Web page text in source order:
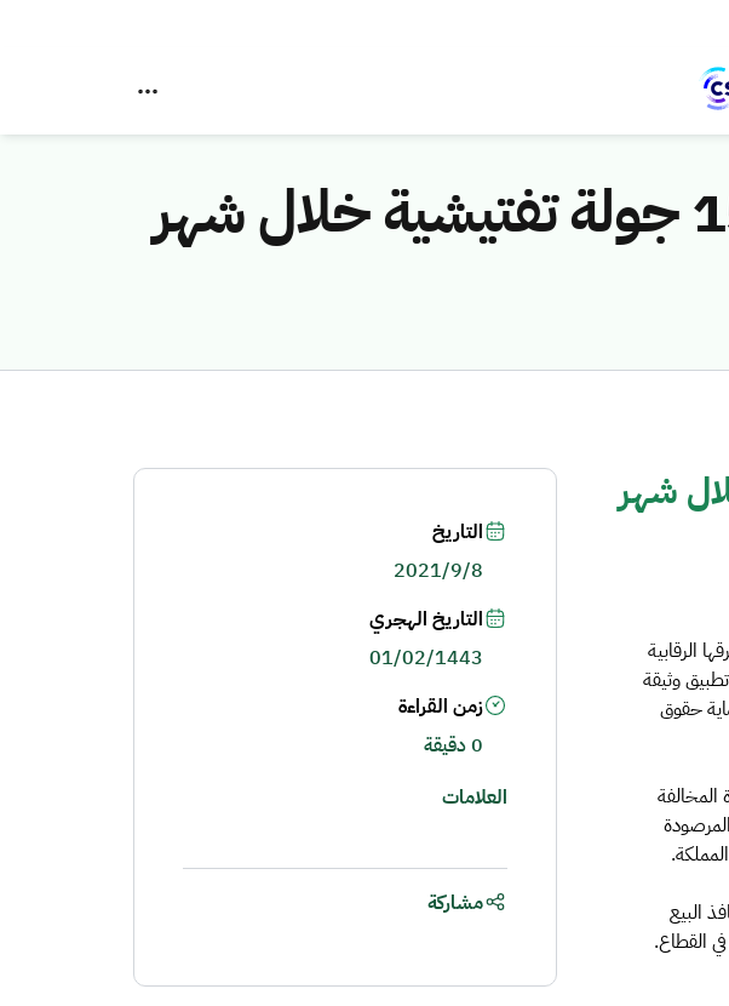
"هيئة الاتصالات" تنفذ أكثر من 1500 جولة تفتيشية خلال شهر
خلال شهر
تفتيشية من قبل فرقها الرقابية
وثيقة
حقوق
البيع
القطاع.
التاريخ
2021/9/8
التاريخ الهجري
01/02/1443
زمن القراءة
0 دقيقة
العلامات
مشاركة